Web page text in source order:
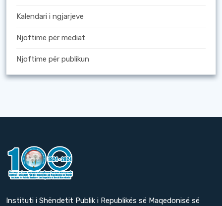
Kalendari i ngjarjeve
Njoftime për mediat
Njoftime për publikun
Instituti i Shëndetit Publik i Republikës së Maqedonisë së